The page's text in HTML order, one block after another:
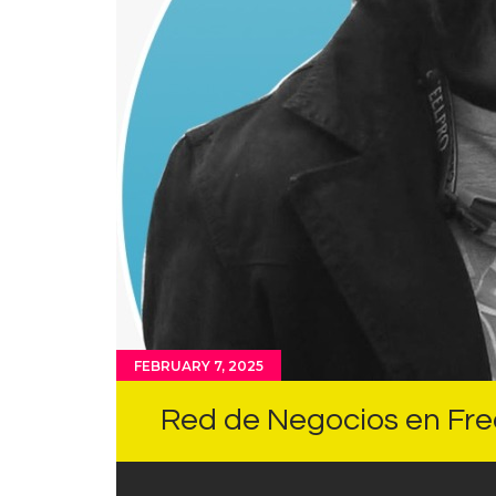
FEBRUARY 7, 2025
Red de Negocios en